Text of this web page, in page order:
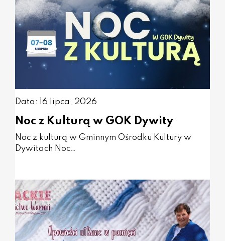
Data: 16 lipca, 2026
Noc z Kulturą w GOK Dywity
Noc z kulturą w Gminnym Ośrodku Kultury w
Dywitach Noc…